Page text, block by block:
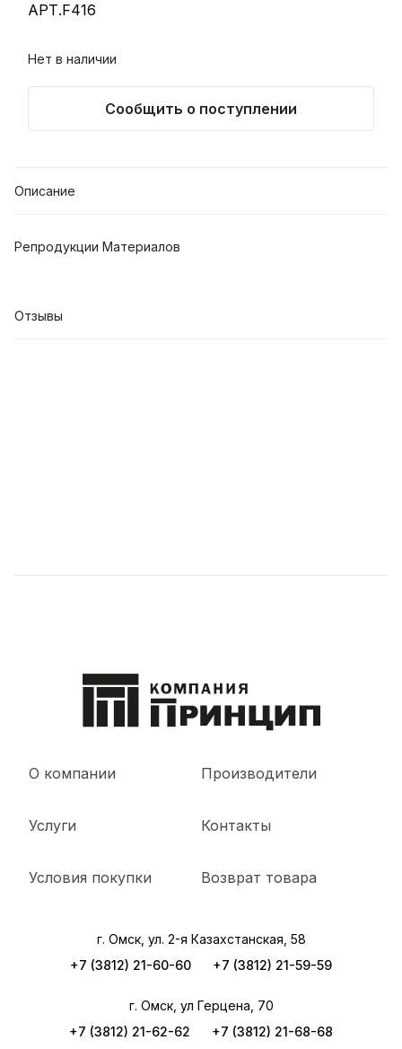
АРТ.F416
Нет в наличии
Сообщить о поступлении
Описание
Репродукции Материалов
Отзывы
О компании
Услуги
Условия покупки
Производители
Контакты
Возврат товара
г. Омск, ул. 2-я Казахстанская, 58
+7 (3812) 21-60-60
+7 (3812) 21-59-59
г. Омск, ул Герцена, 70
+7 (3812) 21-62-62
+7 (3812) 21-68-68